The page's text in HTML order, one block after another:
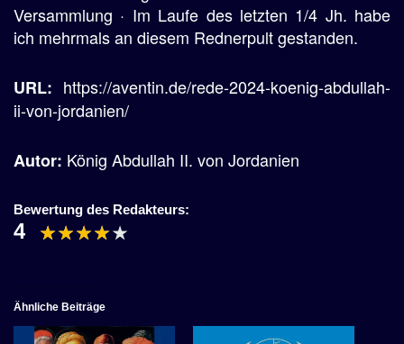
Versammlung · Im Laufe des letzten 1/4 Jh. habe
ich mehrmals an diesem Rednerpult gestanden.
URL: https://aventin.de/rede-2024-koenig-abdullah-
ii-von-jordanien/
Autor: König Abdullah II. von Jordanien
Bewertung des Redakteurs:
4
Ähnliche Beiträge